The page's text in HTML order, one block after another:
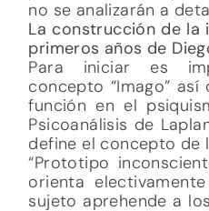
no se analizarán a
La construcción de la
primeros años de
Para iniciar es
concepto “Imago”
función en el
Psicoanálisis de
define el concepto de
“Prototipo
orienta
sujeto aprehende a